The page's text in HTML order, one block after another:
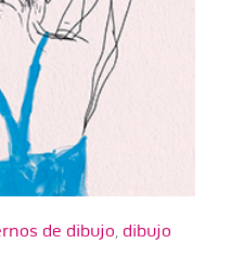
de dibujo, dibujo